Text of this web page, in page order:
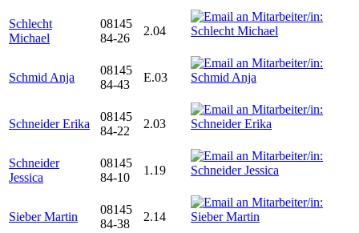
Schlecht
Michael
08145
84-26
2.04
Schmid Anja
08145
84-43
E.03
Schneider Erika
08145
84-22
2.03
Schneider
Jessica
08145
84-10
1.19
Sieber Martin
08145
84-38
2.14